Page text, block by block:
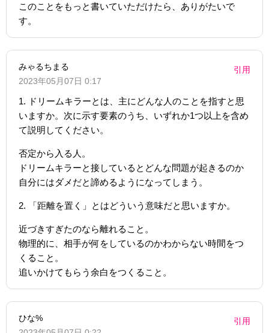
このことをもっと書いていただけたら、ありがたいで
す。
みゃるちまる
2023年05月07日 0:17
引用
1. ドリームキラーとは、主にどんな人のことを指すと思
いますか。次に示す要素のうち、いずれか1つ以上を含め
て説明してください。
否定から入る人。
ドリームキラーと接しているとどんな問題が起きるのか
自分にはダメだと諦めるようになってしまう。
2. 「距離を置く」とはどういう意味だと思いますか。
近づきすぎたのなら離れること。
物理的に、相手が何をしているのかわからない時間をつ
くること。
追いかけてもらう余白をつくること。
ひな%
引用